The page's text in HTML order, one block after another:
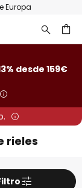
50 días
desde 159€
rieles